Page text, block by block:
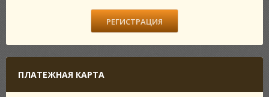
ПЛАТЕЖНАЯ КАРТА